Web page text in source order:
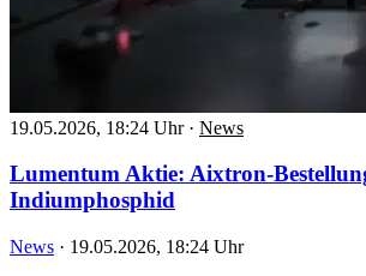
19.05.2026, 18:24 Uhr · News
Lumentum Aktie: Aixtron-
Indiumphosphid
News · 19.05.2026, 18:24 Uhr